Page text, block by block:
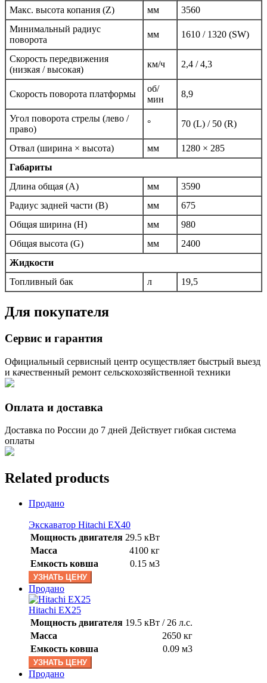
Макс. высота копания (Z)
мм
3560
Минимальный радиус
поворота
мм 1610 / 1320 (SW)
Скорость передвижения
(низкая / высокая)
км/ч 2,4 / 4,3
Скорость поворота платформы
об/
мин
8,9
Угол поворота стрелы (лево /
право)
° 70 (L) / 50 (R)
Отвал (ширина × высота) мм
1280 × 285
Габариты
Длина общая (A)
мм
3590
Радиус задней части (B)
мм
675
Общая ширина (H)
мм
980
Общая высота (G)
мм
2400
Жидкости
Топливный бак
л 19,5
Для покупателя
Сервис и гарантия
Официальный сервисный центр осуществляет быстрый выезд
и качественный ремонт сельскохозяйственной техники
Оплата и доставка
Доставка по России до 7 дней Действует гибкая система
оплаты
Related products
Продано
Экскаватор Hitachi EX40
Мощность двигателя 29.5 кВт
Масса
4100 кг
Емкость ковша
0.15 м3
УЗНАТЬ ЦЕНУ
Продано
Hitachi EX25
Мощность двигателя 19.5 кВт / 26 л.с.
Масса
2650 кг
Емкость ковша
0.09 м3
УЗНАТЬ ЦЕНУ
Продано